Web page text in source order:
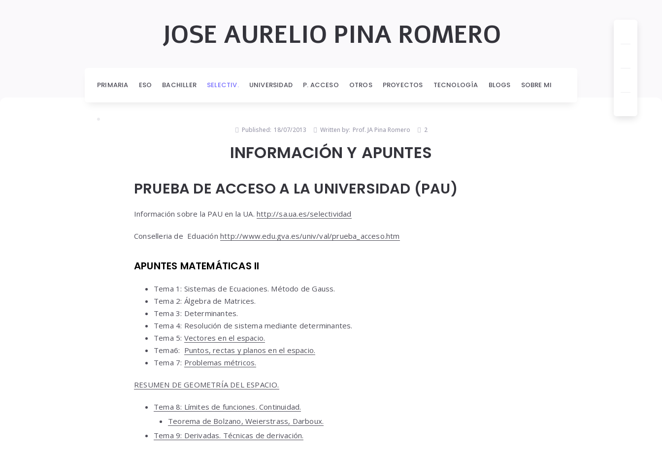
JOSE AURELIO PINA ROMERO
PRIMARIA ESO BACHILLER SELECTIV. UNIVERSIDAD P. ACCESO OTROS PROYECTOS TECNOLOGÍA BLOGS SOBRE MI
Published: 18/07/2013 Written by: Prof. JA Pina Romero 2
INFORMACIÓN Y APUNTES
PRUEBA DE ACCESO A LA UNIVERSIDAD (PAU)
Información sobre la PAU en la UA. http://sa.ua.es/selectividad
Conselleria de Eduación http://www.edu.gva.es/univ/val/prueba_acceso.htm
APUNTES MATEMÁTICAS II
Tema 1: Sistemas de Ecuaciones. Método de Gauss.
Tema 2: Álgebra de Matrices.
Tema 3: Determinantes.
Tema 4: Resolución de sistema mediante determinantes.
Tema 5: Vectores en el espacio.
Tema6: Puntos, rectas y planos en el espacio.
Tema 7: Problemas métricos.
RESUMEN DE GEOMETRÍA DEL ESPACIO.
Tema 8: Límites de funciones. Continuidad.
Teorema de Bolzano, Weierstrass, Darboux.
Tema 9: Derivadas. Técnicas de derivación.